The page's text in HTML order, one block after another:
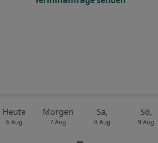
Heute
6 Aug
Morgen
7 Aug
Sa,
8 Aug
So,
9 Aug